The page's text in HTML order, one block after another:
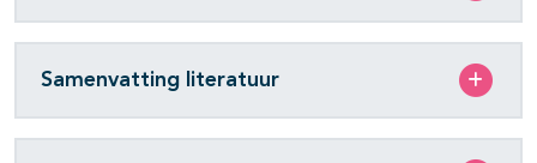
Samenvatting literatuur